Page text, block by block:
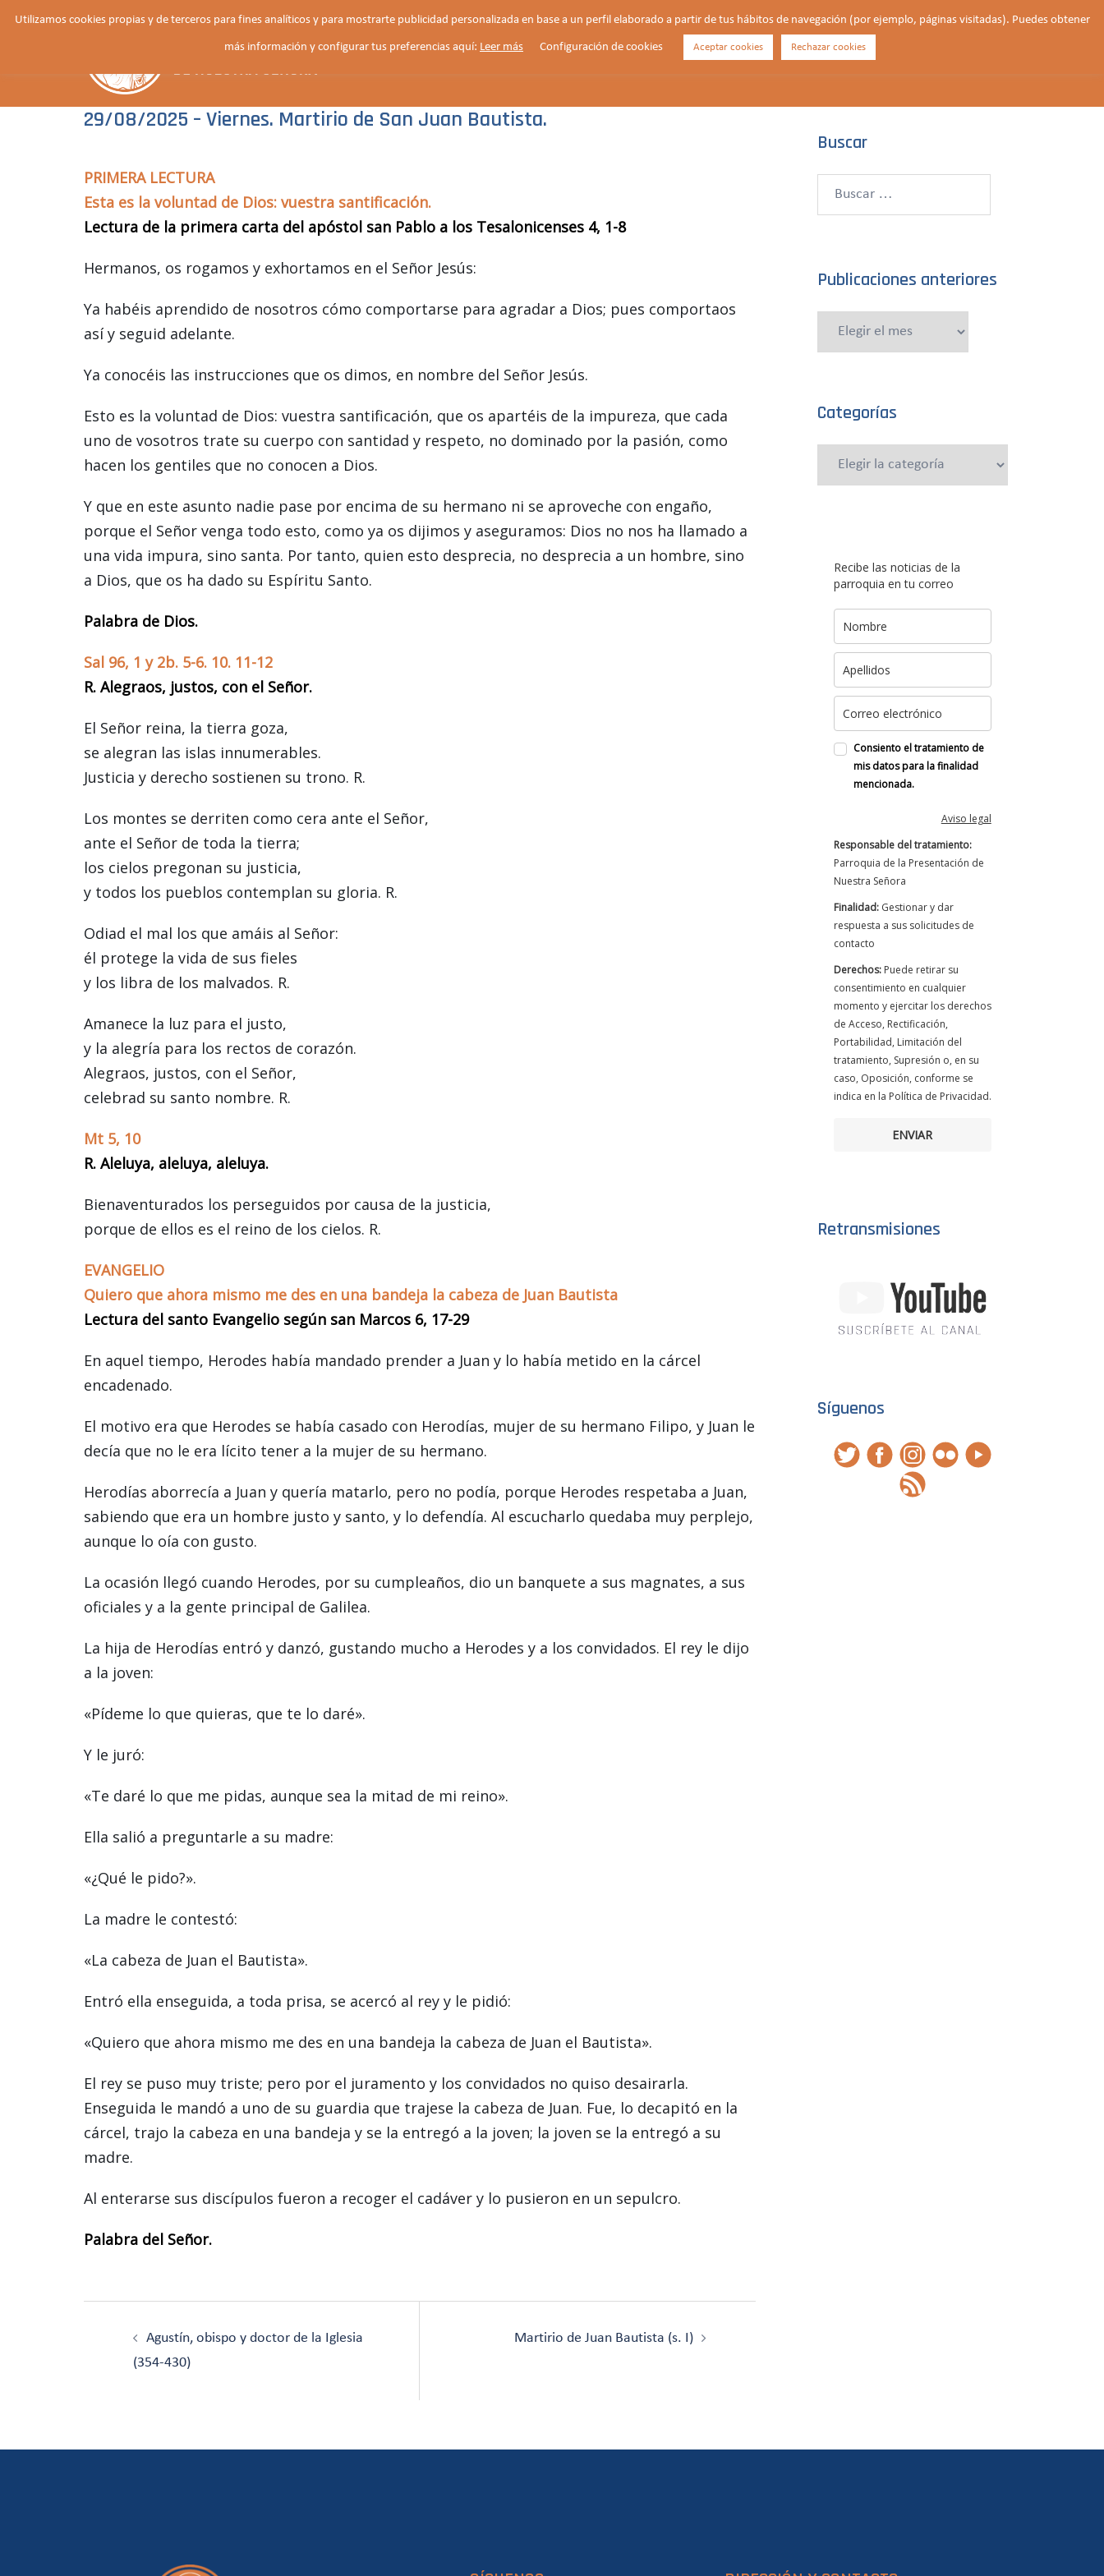
Saltar
HORARIOS VIDA PARROQUIAL NOTICIAS ¿QUIÉNES SOMOS?
29/08/2025 – Viernes. Martirio de San Juan Bautista.
PRIMERA LECTURA
Esta es la voluntad de Dios: vuestra santificación.
Lectura de la primera carta del apóstol san Pablo a los Tesalonicenses 4, 1-8
Hermanos, os rogamos y exhortamos en el Señor Jesús:
Ya habéis aprendido de nosotros cómo comportarse para agradar a Dios; pues comportaos
así y seguid adelante.
Ya conocéis las instrucciones que os dimos, en nombre del Señor Jesús.
Esto es la voluntad de Dios: vuestra santificación, que os apartéis de la impureza, que cada
uno de vosotros trate su cuerpo con santidad y respeto, no dominado por la pasión, como
hacen los gentiles que no conocen a Dios.
Y que en este asunto nadie pase por encima de su hermano ni se aproveche con engaño,
porque el Señor venga todo esto, como ya os dijimos y aseguramos: Dios no nos ha llamado a
una vida impura, sino santa. Por tanto, quien esto desprecia, no desprecia a un hombre, sino
a Dios, que os ha dado su Espíritu Santo.
Palabra de Dios.
Sal 96, 1 y 2b. 5-6. 10. 11-12
R. Alegraos, justos, con el Señor.
El Señor reina, la tierra goza,
se alegran las islas innumerables.
Justicia y derecho sostienen su trono. R.
Los montes se derriten como cera ante el Señor,
ante el Señor de toda la tierra;
los cielos pregonan su justicia,
y todos los pueblos contemplan su gloria. R.
Odiad el mal los que amáis al Señor:
él protege la vida de sus fieles
y los libra de los malvados. R.
Amanece la luz para el justo,
y la alegría para los rectos de corazón.
Alegraos, justos, con el Señor,
celebrad su santo nombre. R.
Mt 5, 10
R. Aleluya, aleluya, aleluya.
Bienaventurados los perseguidos por causa de la justicia,
porque de ellos es el reino de los cielos. R.
EVANGELIO
Quiero que ahora mismo me des en una bandeja la cabeza de Juan Bautista
Lectura del santo Evangelio según san Marcos 6, 17-29
En aquel tiempo, Herodes había mandado prender a Juan y lo había metido en la cárcel
encadenado.
El motivo era que Herodes se había casado con Herodías, mujer de su hermano Filipo, y Juan le
decía que no le era lícito tener a la mujer de su hermano.
Herodías aborrecía a Juan y quería matarlo, pero no podía, porque Herodes respetaba a Juan,
sabiendo que era un hombre justo y santo, y lo defendía. Al escucharlo quedaba muy perplejo,
aunque lo oía con gusto.
La ocasión llegó cuando Herodes, por su cumpleaños, dio un banquete a sus magnates, a sus
oficiales y a la gente principal de Galilea.
La hija de Herodías entró y danzó, gustando mucho a Herodes y a los convidados. El rey le dijo
a la joven:
«Pídeme lo que quieras, que te lo daré».
Y le juró:
«Te daré lo que me pidas, aunque sea la mitad de mi reino».
Ella salió a preguntarle a su madre:
«¿Qué le pido?».
La madre le contestó:
«La cabeza de Juan el Bautista».
Entró ella enseguida, a toda prisa, se acercó al rey y le pidió:
«Quiero que ahora mismo me des en una bandeja la cabeza de Juan el Bautista».
El rey se puso muy triste; pero por el juramento y los convidados no quiso desairarla.
Enseguida le mandó a uno de su guardia que trajese la cabeza de Juan. Fue, lo decapitó en la
cárcel, trajo la cabeza en una bandeja y se la entregó a la joven; la joven se la entregó a su
madre.
Al enterarse sus discípulos fueron a recoger el cadáver y lo pusieron en un sepulcro.
Palabra del Señor.
entradas
Agustín, obispo y doctor de la Iglesia
(354-430)
Martirio de Juan Bautista (s. I)
Buscar
Buscar:
Publicaciones anteriores
Publicaciones
Categorías
Categorías
Recibe las noticias de la
parroquia en tu correo
Consiento el tratamiento de
mis datos para la finalidad
mencionada.
Aviso legal
Responsable del tratamiento:
Parroquia de la Presentación de
Nuestra Señora
Finalidad:Gestionar y dar
respuesta a sus solicitudes de
contacto
Derechos:Puede retirar su
consentimiento en cualquier
momento y ejercitar los derechos
de Acceso, Rectificación,
Portabilidad, Limitación del
tratamiento, Supresión o, en su
caso, Oposición, conforme se
indica en la Política de Privacidad.
ENVIAR
Retransmisiones
Síguenos
Utilizamos cookies propias y de terceros para fines analíticos y para mostrarte publicidad personalizada en base a un perfil elaborado a partir de tus hábitos de navegación (por ejemplo, páginas visitadas). Puedes obtener
más información y configurar tus preferencias aquí: Leer más Configuración de cookies Aceptar cookies Rechazar cookies